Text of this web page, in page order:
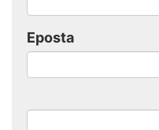
Eposta